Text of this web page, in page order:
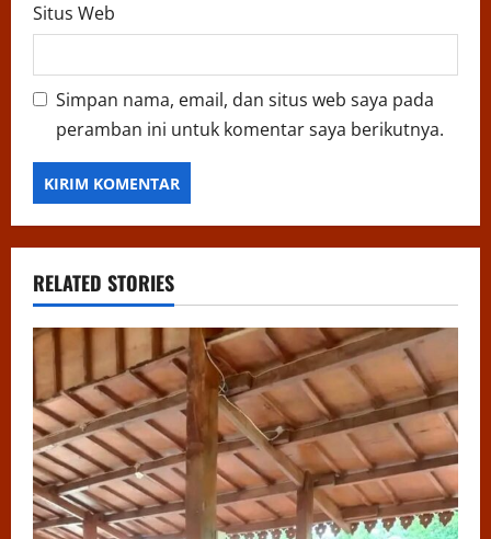
Situs Web
Simpan nama, email, dan situs web saya pada
peramban ini untuk komentar saya berikutnya.
RELATED STORIES